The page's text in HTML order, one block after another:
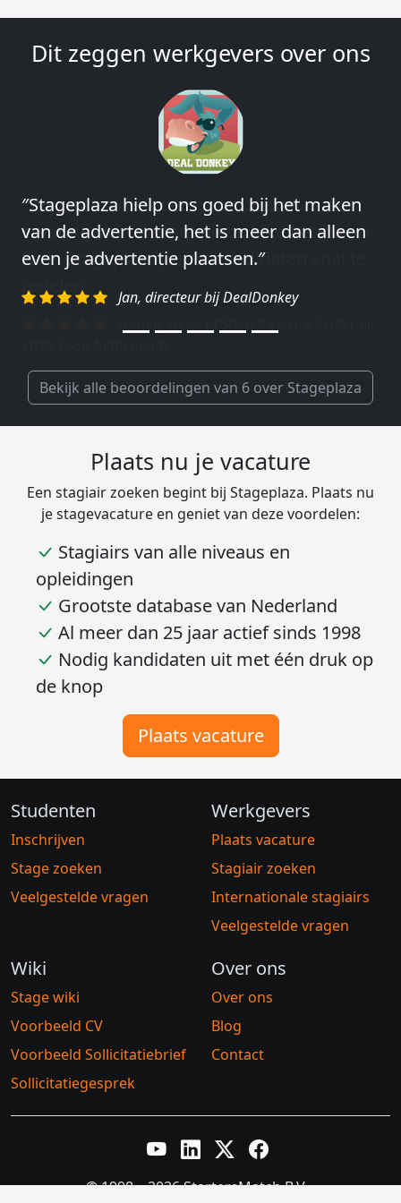
Dit zeggen werkgevers over ons
″Wij hebben in ieder geval prima
ervaringen met Stageplaza: elke keer weer
weet Stageplaza prima kandidaten snel te
regelen.″
Bekijk alle beoordelingen van 6 over Stageplaza
Plaats nu je vacature
Een stagiair zoeken begint bij Stageplaza. Plaats nu
je stagevacature en geniet van deze voordelen:
Stagiairs van alle niveaus en
opleidingen
Grootste database van Nederland
Al meer dan 25 jaar actief sinds 1998
Nodig kandidaten uit met één druk op
de knop
Plaats vacature
Studenten
Inschrijven
Stage zoeken
Veelgestelde vragen
Werkgevers
Plaats vacature
Stagiair zoeken
Internationale stagiairs
Veelgestelde vragen
Wiki
Stage wiki
Voorbeeld CV
Voorbeeld Sollicitatiebrief
Sollicitatiegesprek
Over ons
Over ons
Blog
Contact
YouTubeLinkedInTwitter XFacebook
© 1998 – 2026 StartersMatch B.V.